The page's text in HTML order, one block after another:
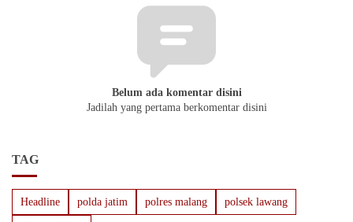
Belum ada komentar disini
Jadilah yang pertama berkomentar disini
TAG
Headline polda jatim polres malang polsek lawang